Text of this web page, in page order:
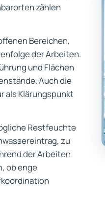
zählen
Bereichen,
der Arbeiten.
und Flächen
Auch die
als Klärungspunkt
Restfeuchte
zu
der Arbeiten
ob enge